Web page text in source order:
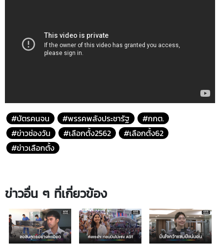
#บัตรคนจน #พรรคพลังประชารัฐ
#กกต.
#ข่าวช่องวัน
#เลือกตั้ง2562
#เลือกตั้ง62
#ข่าวเลือกตั้ง
ข่าวอื่น ๆ ที่เกี่ยวข้อง